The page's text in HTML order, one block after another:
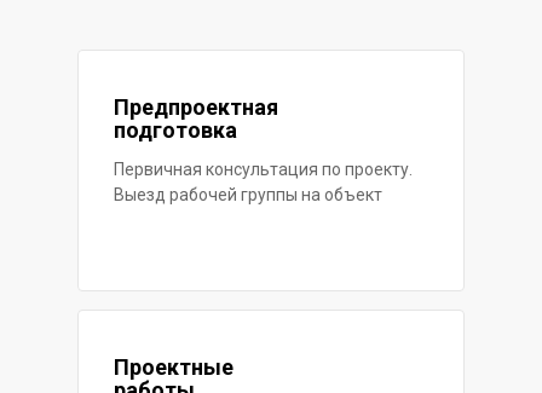
Предпроектная
подготовка
Первичная консультация по проекту.
Выезд рабочей группы на объект
Проектные